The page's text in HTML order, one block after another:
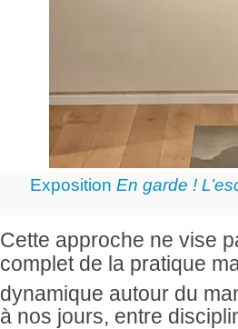
Exposition En garde !
Cette approche ne vise
complet de la pratique
dynamique autour du
à nos jours, entre